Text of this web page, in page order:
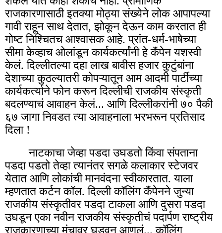
राजकारणासाठी इतक्या मोठ्या संख्येने लोक आपापल्या
गावी राहून साथ देतात, झोकून देऊन काम करतात ही
गोष्ट निश्चितच आश्वासक आहे. प्रांत-धर्म-भाषेच्या
सीमा केव्हाच ओलांडून कार्यकर्त्यांनी हे कॅंपेन यशस्वी
केलं. दिल्लीतल्या दहा लाख बावीस हजार कुटुंबांना
देशाच्या कुठल्यातरी कोपऱ्यातून आम आदमी पार्टीच्या
कार्यकर्त्याने फोन करून दिल्लीची राजकीय संस्कृती
बदलण्याचं आवाहन केलं... आणि दिल्लीकरांनी ७० पैकी
६७ जागा निवडत त्या आवाहनाला भरभरून प्रतिसाद
दिला !
नाटकाचा जेव्हा पडदा उघडतो किंवा संपताना
पडदा पडतो तेव्हा त्यानंतर सगळे कलाकार स्टेजवर
येतात आणि लोकांची मानवंदना स्वीकारतात. याला
म्हणतात कर्टन कॉल. दिल्ली कॉलिंग कॅंपेनने जुन्या
राजकीय संस्कृतीवर पडदा टाकला आणि दुसरा पडदा
उघडून एका नवीन राजकीय संस्कृतीचं पदार्पण राष्ट्रीय
राजकारणाच्या मंचावर घडवून आणलं... कॉलिंग